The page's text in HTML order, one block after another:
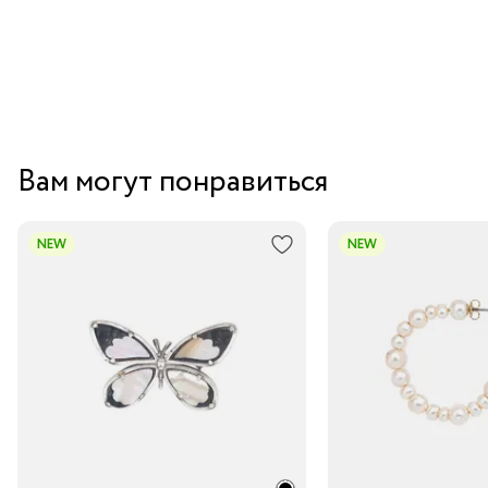
Вам могут понравиться
NEW NEW